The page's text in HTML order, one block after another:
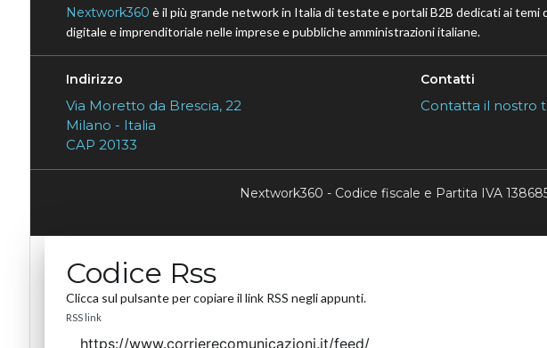
Nextwork360 è il più grande network in Italia di testate e portali B2B dedicati ai temi
digitale e imprenditoriale nelle imprese e pubbliche amministrazioni italiane.
Indirizzo
Via Moretto da Brescia, 22
Milano - Italia
CAP 20133
Contatti
Contatta il nostro
Nextwork360 - Codice fiscale e Partita IVA
Codice Rss
Clicca sul pulsante per copiare il link RSS negli appunti.
RSS link